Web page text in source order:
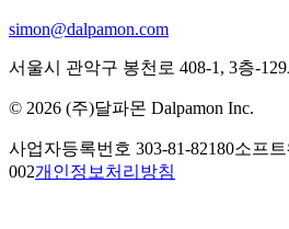
simon@dalpamon.com
서울시 관악구 봉천로 408-1, 3층-
© 2026 (주)달파몬 Dalpamon Inc.
사업자등록번호 303-81-82180소프
002개인정보처리방침